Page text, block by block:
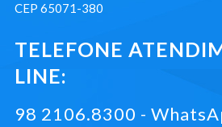
CEP 65071-380
TELEFONE
LINE:
98 2106.8300 -